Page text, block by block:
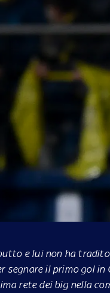
e lui non ha
segnare il primo gol
rete dei big nella